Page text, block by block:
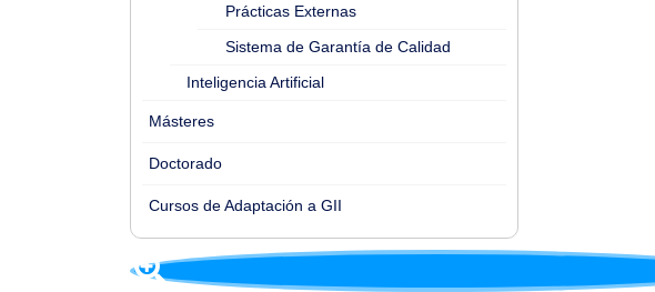
Prácticas Externas
Sistema de Garantía de Calidad
Inteligencia Artificial
Másteres
Doctorado
Cursos de Adaptación a GII